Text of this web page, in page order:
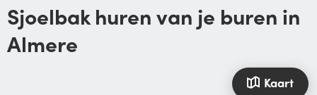
Sjoelbak huren van je buren in
Almere
Kaart